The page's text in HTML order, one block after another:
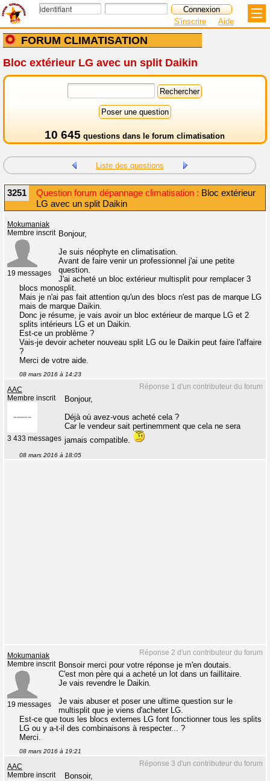
FORUM CLIMATISATION
S'inscrire Aide
Bloc extérieur LG avec un split Daikin
10 645 questions dans le forum climatisation
Liste des questions
3251 Question forum dépannage climatisation : Bloc extérieur
LG avec un split Daikin
Mokumaniak
Membre inscrit
19 messages
Bonjour,
Je suis néophyte en climatisation.
Avant de faire venir un professionnel j'ai une petite
question.
J'ai acheté un bloc extérieur multisplit pour remplacer 3
blocs monosplit.
Mais je n'ai pas fait attention qu'un des blocs n'est pas de marque LG
mais de marque Daikin.
Donc je résume, je vais avoir un bloc extérieur de marque LG et 2
splits intérieurs LG et un Daikin.
Est-ce un problème ?
Vais-je devoir acheter nouveau split LG ou le Daikin peut faire l'affaire
?
Merci de votre aide.
08 mars 2016 à 14:23
Réponse 1 d'un contributeur du forum
AAC
Membre inscrit
3 433 messages
Bonjour,
Déjà où avez-vous acheté cela ?
Car le vendeur sait pertinemment que cela ne sera
jamais compatible.
08 mars 2016 à 18:05
Réponse 2 d'un contributeur du forum
Mokumaniak
Membre inscrit
19 messages
Bonsoir merci pour votre réponse je m'en doutais.
C'est mon père qui a acheté un lot dans un faillitaire.
Je vais revendre le Daikin.
Je vais abuser et poser une ultime question sur le
multisplit que je viens d'acheter LG.
Est-ce que tous les blocs externes LG font fonctionner tous les splits
LG ou y a-t-il des combinaisons à respecter... ?
Merci.
08 mars 2016 à 19:21
Réponse 3 d'un contributeur du forum
AAC
Membre inscrit
Bonsoir,